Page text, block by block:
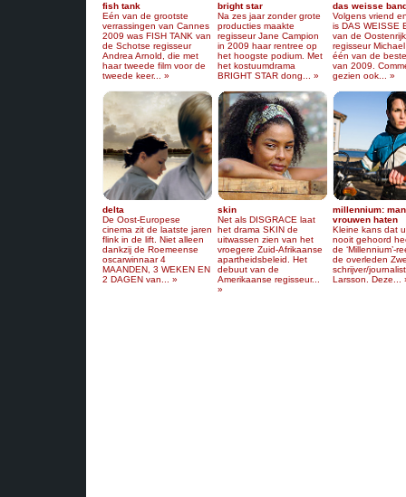
fish tank
Eén van de grootste
verrassingen van Cannes
2009 was FISH TANK van
de Schotse regisseur
Andrea Arnold, die met
haar tweede film voor de
tweede keer... »
bright star
Na zes jaar zonder grote
producties maakte
regisseur Jane Campion
in 2009 haar rentree op
het hoogste podium. Met
het kostuumdrama
BRIGHT STAR dong... »
das weisse
Volgens vriend
is DAS WEISSE
van de
regisseur
één van de
van 2009.
gezien ook... »
delta
De Oost-Europese
cinema zit de laatste jaren
flink in de lift. Niet alleen
dankzij de Roemeense
oscarwinnaar 4
MAANDEN, 3 WEKEN EN
2 DAGEN van... »
skin
Net als DISGRACE laat
het drama SKIN de
uitwassen zien van het
vroegere Zuid-Afrikaanse
apartheidsbeleid. Het
debuut van de
Amerikaanse regisseur...
»
millennium:
vrouwen haten
Kleine kans dat
nooit gehoord
de ‘Millennium’-
de overleden
schrijver/
Larsson. Deze...